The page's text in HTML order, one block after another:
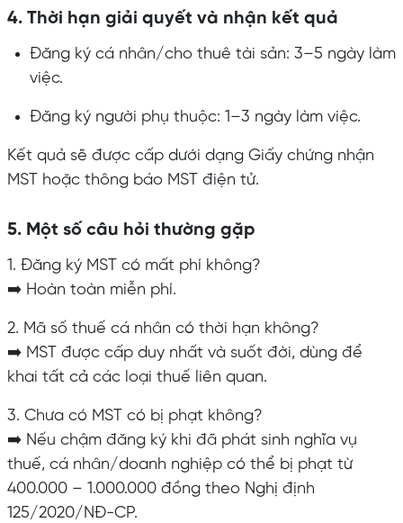
4. Thời hạn giải quyết và nhận kết quả
Đăng ký cá nhân/cho thuê tài sản: 3–5 ngày làm
việc.
Đăng ký người phụ thuộc: 1–3 ngày làm việc.
Kết quả sẽ được cấp dưới dạng Giấy chứng nhận
MST hoặc thông báo MST điện tử.
5. Một số câu hỏi thường gặp
1. Đăng ký MST có mất phí không?
➡️ Hoàn toàn miễn phí.
2. Mã số thuế cá nhân có thời hạn không?
➡️ MST được cấp duy nhất và suốt đời, dùng để
khai tất cả các loại thuế liên quan.
3. Chưa có MST có bị phạt không?
➡️ Nếu chậm đăng ký khi đã phát sinh nghĩa vụ
thuế, cá nhân/doanh nghiệp có thể bị phạt từ
400.000 – 1.000.000 đồng theo Nghị định
125/2020/NĐ-CP.